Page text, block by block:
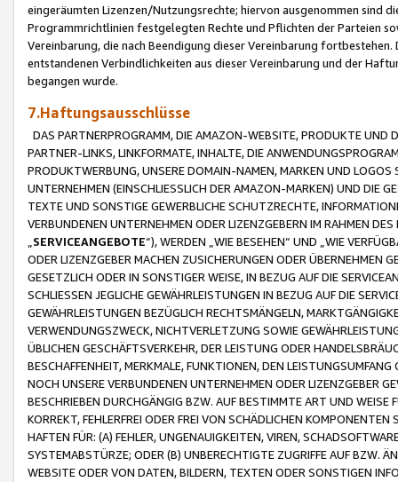
eingeräumten Lizenzen/Nutzungsrechte; hiervon ausgenommen sind
Programmrichtlinien festgelegten Rechte und Pflichten der Parteien
Vereinbarung, die nach Beendigung dieser Vereinbarung
entstandenen Verbindlichkeiten aus dieser Vereinbarung und der
begangen wurde.
7.Haftungsausschlüsse
DAS PARTNERPROGRAMM, DIE AMAZON-WEBSITE, PRODUKTE UND
PARTNER-LINKS, LINKFORMATE, INHALTE, DIE
PRODUKTWERBUNG, UNSERE DOMAIN-NAMEN, MARKEN UND
UNTERNEHMEN (EINSCHLIESSLICH DER AMAZON-MARKEN) UND DIE
TEXTE UND SONSTIGE GEWERBLICHE SCHUTZRECHTE,
VERBUNDENEN UNTERNEHMEN ODER LIZENZGEBERN IM RAHMEN
SERVICEANGEBOTE“), WERDEN „WIE BESEHEN“ UND „WIE
ODER LIZENZGEBER MACHEN ZUSICHERUNGEN ODER ÜBERNEHMEN
GESETZLICH ODER IN SONSTIGER WEISE, IN BEZUG AUF DIE
SCHLIESSEN JEGLICHE GEWÄHRLEISTUNGEN IN BEZUG AUF DIE
GEWÄHRLEISTUNGEN BEZÜGLICH RECHTSMÄNGELN,
VERWENDUNGSZWECK, NICHTVERLETZUNG SOWIE
ÜBLICHEN GESCHÄFTSVERKEHR, DER LEISTUNG ODER
BESCHAFFENHEIT, MERKMALE, FUNKTIONEN, DEN
NOCH UNSERE VERBUNDENEN UNTERNEHMEN ODER LIZENZGEBER
BESCHRIEBEN DURCHGÄNGIG BZW. AUF BESTIMMTE ART UND
KORREKT, FEHLERFREI ODER FREI VON SCHÄDLICHEN
HAFTEN FÜR: (A) FEHLER, UNGENAUIGKEITEN, VIREN,
SYSTEMABSTÜRZE; ODER (B) UNBERECHTIGTE ZUGRIFFE AUF BZW.
WEBSITE ODER VON DATEN, BILDERN, TEXTEN ODER SONSTIGEN